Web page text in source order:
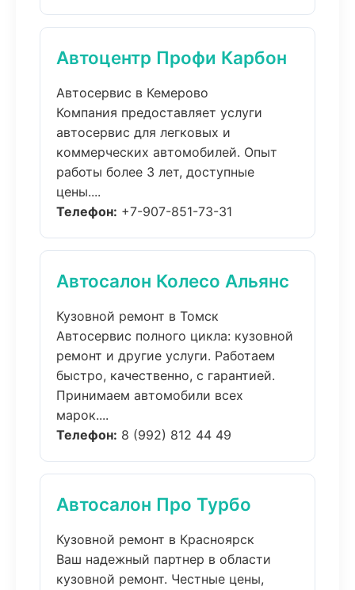
Автоцентр Профи Карбон
Автосервис в Кемерово
Компания предоставляет услуги
автосервис для легковых и
коммерческих автомобилей. Опыт
работы более 3 лет, доступные
цены....
Телефон: +7-907-851-73-31
Автосалон Колесо Альянс
Кузовной ремонт в Томск
Автосервис полного цикла: кузовной
ремонт и другие услуги. Работаем
быстро, качественно, с гарантией.
Принимаем автомобили всех
марок....
Телефон: 8 (992) 812 44 49
Автосалон Про Турбо
Кузовной ремонт в Красноярск
Ваш надежный партнер в области
кузовной ремонт. Честные цены,